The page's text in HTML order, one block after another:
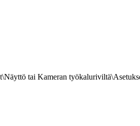
tai Kameran